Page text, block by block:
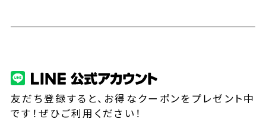
友だち登録すると、お得なクーポンをプレゼント中
です！ぜひご利用ください！